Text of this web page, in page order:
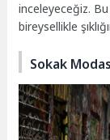
inceleyeceğiz.
bireysellikle
Sokak